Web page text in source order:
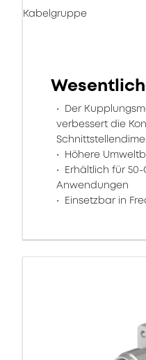
Kabelgruppe
Der
verbessert die
Höhere
Erhältlich für
Anwendungen
Einsetzbar in